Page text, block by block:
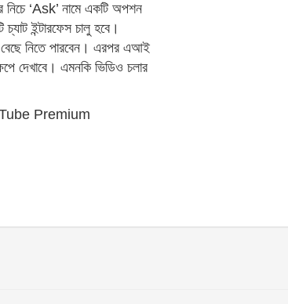
নিচে ‘Ask’ নামে একটি অপশন
ইন্টারফেস চালু হবে।
বেছে নিতে পারবেন। এরপর এআই
দেখাবে। এমনকি ভিডিও চলার
Premium